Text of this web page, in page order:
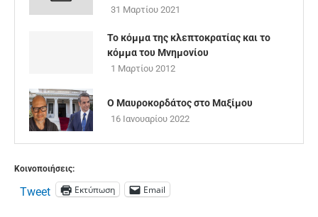
31 Μαρτίου 2021
Το κόμμα της κλεπτοκρατίας και το
κόμμα του Μνημονίου
1 Μαρτίου 2012
Ο Μαυροκορδάτος στο Μαξίμου
16 Ιανουαρίου 2022
Κοινοποιήσεις:
Tweet Εκτύπωση Email